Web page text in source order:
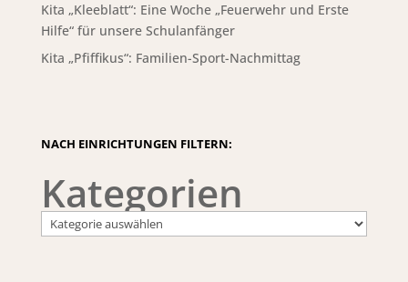
Kita „Kleeblatt“: Eine Woche „Feuerwehr und Erste
Hilfe“ für unsere Schulanfänger
Kita „Pfiffikus“: Familien-Sport-Nachmittag
NACH EINRICHTUNGEN FILTERN:
Kategorien